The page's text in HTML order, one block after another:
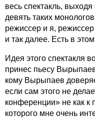
весь спектакль,
девять таких
режиссер и я,
и так далее. Есть в
Идея этого спектакля
принес пьесу
кому Вырыпаев
если сам этого не
конференции» не как к
которого мне очень